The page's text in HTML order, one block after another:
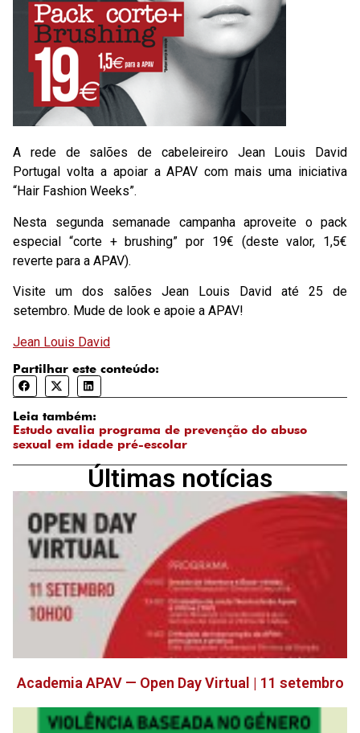
A rede de salões de cabeleireiro Jean Louis David
Portugal volta a apoiar a APAV com mais uma iniciativa
“Hair Fashion Weeks”.
Nesta segunda semanade campanha aproveite o pack
especial “corte + brushing” por 19€ (deste valor, 1,5€
reverte para a APAV).
Visite um dos salões Jean Louis David até 25 de
setembro. Mude de look e apoie a APAV!
Jean Louis David
Partilhar este conteúdo:
Leia também:
Estudo avalia programa de prevenção do abuso
sexual em idade pré-escolar
Últimas notícias
Academia APAV — Open Day Virtual | 11 setembro